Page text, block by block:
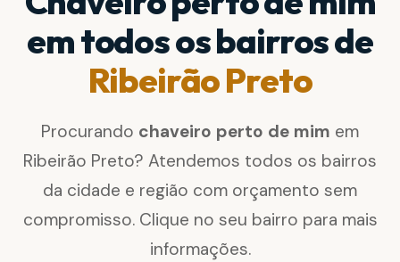
em todos os bairros de
Ribeirão Preto
Procurando chaveiro perto de mim em
Ribeirão Preto? Atendemos todos os bairros
da cidade e região com orçamento sem
compromisso. Clique no seu bairro para mais
informações.